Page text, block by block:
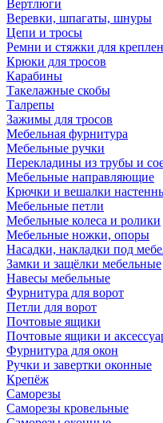
Вертлюги
Веревки, шпагаты, шнуры
Цепи и тросы
Ремни и стяжки для
Крюки для тросов
Карабины
Такелажные скобы
Талрепы
Зажимы для тросов
Мебельная фурнитура
Мебельные ручки
Перекладины из трубы и
Мебельные направляющие
Крючки и вешалки
Мебельные петли
Мебельные колеса и ролики
Мебельные ножки, опоры
Насадки, накладки под
Замки и защёлки мебельные
Навесы мебельные
Фурнитура для ворот
Петли для ворот
Почтовые ящики
Почтовые ящики и
Фурнитура для окон
Ручки и завертки оконные
Крепёж
Саморезы
Саморезы кровельные